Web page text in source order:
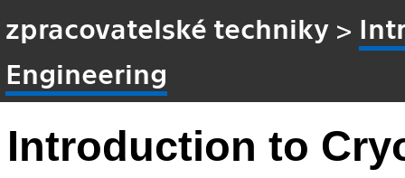
zpracovatelské techniky >
Engineering
Introduction to